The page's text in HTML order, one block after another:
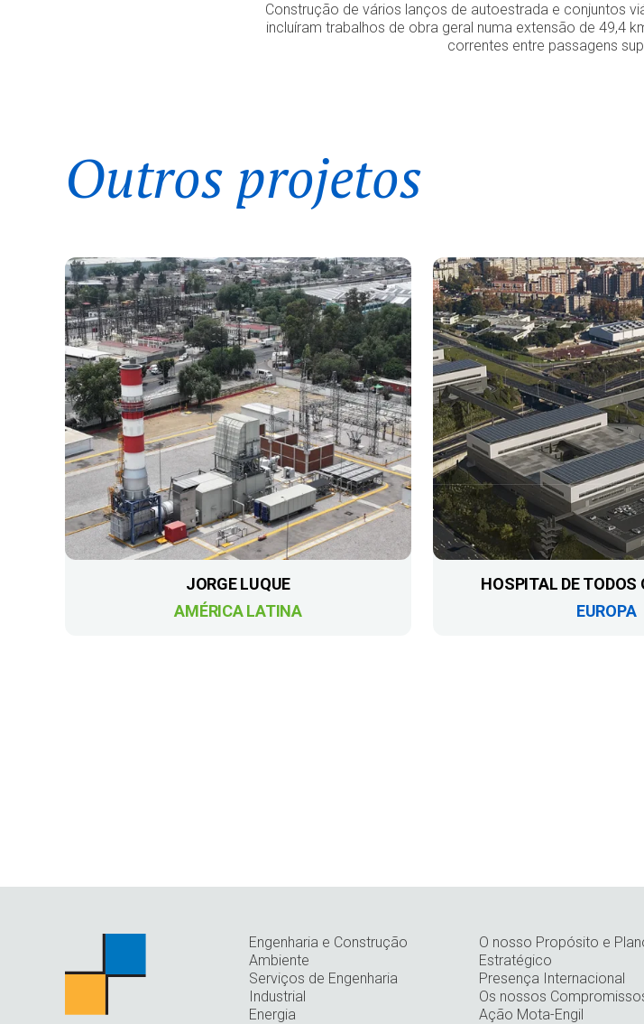
Construção de vários lanços de autoestrada e conjuntos
incluíram trabalhos de obra geral numa extensão de 49,4
correntes entre passagens
Outros projetos
JORGE LUQUE
AMÉRICA LATINA
HOSPITAL DE TODOS
EUROPA
Engenharia e Construção
Ambiente
Serviços de Engenharia
Industrial
Energia
O nosso Propósito e
Estratégico
Presença Internacional
Os nossos
Ação Mota-Engil